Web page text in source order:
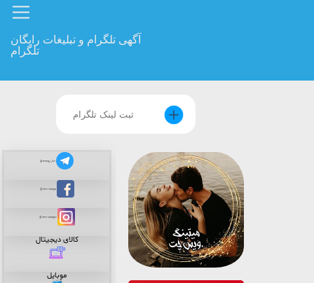
آگهی تلگرام و تبلیغات رایگان
تلگرام
instagram link
@energy_fun
@hamidpage
@hamidpages
کالای دیجیتال
موبایل